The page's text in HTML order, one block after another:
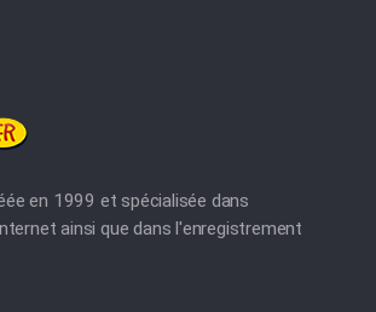
en 1999 et spécialisée dans
ainsi que dans l'enregistrement